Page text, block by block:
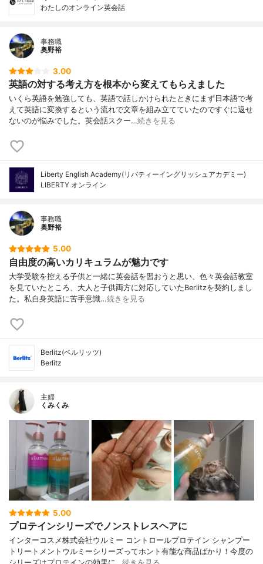
わたしのオンライン英会話
事務職
奥野裕
3.00
英語の対する考え方を根本から変えてもらえました
いくら英語を勉強しても、英語で話しかけられたときにまず日本語で考
えて英語に変換するという流れで文章を組み立てていたのですぐに返せ
ないのが悩みでした。英会話スクー…続きを見る
Liberty English Academy(リバティーイングリッシュアカデミー)
LIBERTY オンライン
事務職
奥野裕
5.00
自由度の高いカリキュラムが魅力です
大学受験を控える子供と一緒に英会話を習おうと思い、色々英会話教室
を見ていたところ、大人と子供両方に対応していたBerlitzを契約しまし
た。私自身英語に苦手意識…続きを見る
Berlitz(ベルリッツ)
Berlitz
主婦
くみくみ
5.00
プロテインシリーズでノンストレスヘアに
インターコスメ株式会社ウルミー コントロールプロテイン シャンプー
トリートメントウルミーシリーズってホント有能な商品ばかり！今度の